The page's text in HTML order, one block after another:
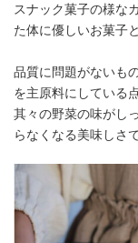
スナック菓子の様な
た体に優しいお菓子
品質に問題がないも
を主原料にしている
其々の野菜の味がし
らなくなる美味しさで